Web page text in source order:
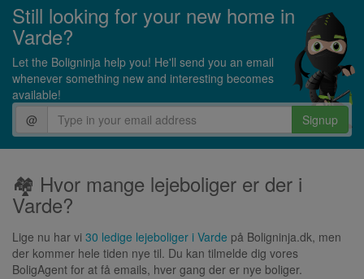
Still looking for your new home in
Varde?
Let the Boligninja help you! He'll send you an email
whenever something new and interesting becomes
available!
@
Signup
🏘 Hvor mange lejeboliger er der i
Varde?
Lige nu har vi 30 ledige lejeboliger i Varde på Boligninja.dk, men
der kommer hele tiden nye til. Du kan tilmelde dig vores
BoligAgent for at få emails, hver gang der er nye boliger.